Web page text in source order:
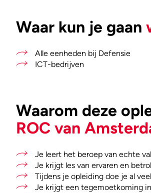
Waar kun je gaan
Alle eenheden bij Defensie
ICT-bedrijven
Waarom deze
ROC van
Je leert het beroep van echte
Je krijgt les van ervaren en
Tijdens je opleiding doe je al
Je krijgt een tegemoetkoming